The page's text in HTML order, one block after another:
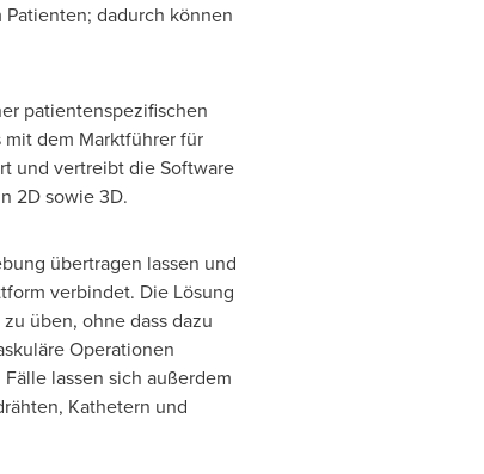
dadurch können
patientenspezifischen
dem Marktführer für
und vertreibt die Software
2D sowie 3D.
übertragen lassen und
verbindet. Die Lösung
üben, ohne dass dazu
Operationen
lassen sich außerdem
Kathetern und